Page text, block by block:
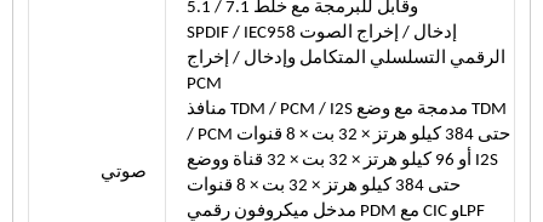
صوتي
وقابل للبرمجة مع خلط 7.1 / 5.1
SPDIF / IEC958 إدخال / إخراج الصوت
الرقمي التسلسلي المتكامل وإدخال / إخراج
PCM
منافذ TDM / PCM / I2S مدمجة مع وضع TDM
/ PCM حتى 384 كيلو هرتز × 32 بت × 8 قنوات
أو 96 كيلو هرتز × 32 بت × 32 قناة ووضع I2S
حتى 384 كيلو هرتز × 32 بت × 8 قنوات
مدخل ميكروفون رقمي PDM مع CIC وLPF